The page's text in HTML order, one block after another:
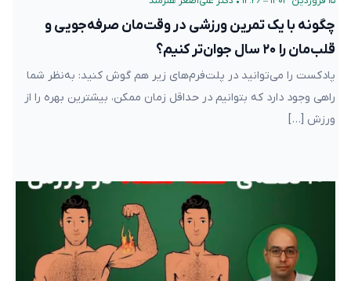
چگونه با یک تمرین ورزشی در وقت‌مان صرفه‌جویی و
قلب‌مان را ۲۰ سال جوان‌تر کنیم؟
پادکست را می‌توانید در پلت‌فرم‌های زیر هم گوش کنید: به‌نظر شما
راهی وجود دارد که بتوانیم در حداقل زمان ممکن، بیشترین بهره را از
ورزش […]